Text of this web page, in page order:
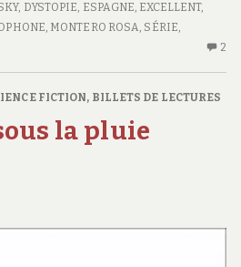
, DYSTOPIE, ESPAGNE, EXCELLENT,
, MONTERO ROSA, SÉRIE,
2
FICTION, BILLETS DE LECTURES
la pluie